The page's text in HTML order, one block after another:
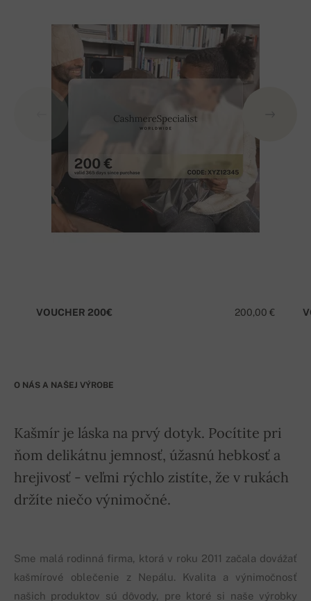
200,00 €
VOUCHER 200€
O NÁS A NAŠEJ VÝROBE
Kašmír je láska na prvý dotyk. Pocítite pri
ňom delikátnu jemnosť, úžasnú hebkosť a
hrejivosť - veľmi rýchlo zistíte, že v rukách
držíte niečo výnimočné.
Sme malá rodinná firma, ktorá v roku 2011 začala dovážať
kašmírové oblečenie z Nepálu. Kvalita a výnimočnosť
našich produktov sú dôvody, pre ktoré si naše výrobky